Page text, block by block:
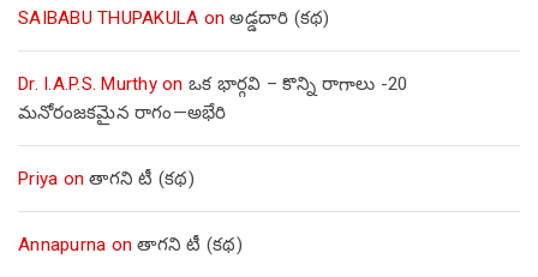
SAIBABU THUPAKULA onఅడ్డదారి (కథ)
Dr. I.A.P.S. Murthyon ఒక భార్గవి – కొన్ని రాగాలు -20
మనోరంజకమైన రాగం—అభేరి
Priya onతాగని టీ (కథ)
Annapurna onతాగని టీ (కథ)